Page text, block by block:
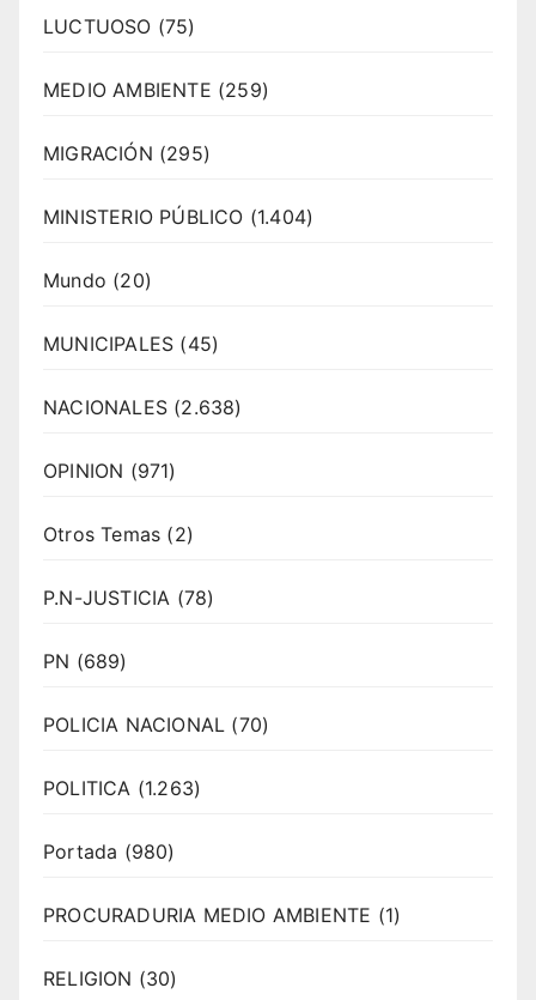
LUCTUOSO (75)
MEDIO AMBIENTE (259)
MIGRACIÓN (295)
MINISTERIO PÚBLICO (1.404)
Mundo (20)
MUNICIPALES (45)
NACIONALES (2.638)
OPINION (971)
Otros Temas (2)
P.N-JUSTICIA (78)
PN (689)
POLICIA NACIONAL (70)
POLITICA (1.263)
Portada (980)
PROCURADURIA MEDIO AMBIENTE (1)
RELIGION (30)